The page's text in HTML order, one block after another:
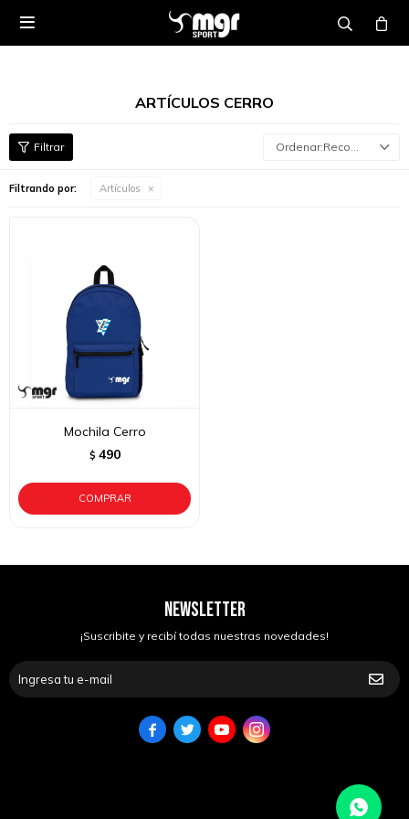

ARTÍCULOS CERRO
Recomendados
Filtrando por: Artículos
Mochila Cerro
$ 490
NEWSLETTER
¡Suscribite y recibí todas nuestras novedades!
   